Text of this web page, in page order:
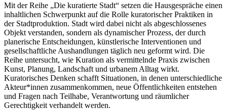
Mit der Reihe „Die kuratierte Stadt“ setzen die Hausgespräche einen
inhaltlichen Schwerpunkt auf die Rolle kuratorischer Praktiken in
der Stadtproduktion. Stadt wird dabei nicht als abgeschlossenes
Objekt verstanden, sondern als dynamischer Prozess, der durch
planerische Entscheidungen, künstlerische Interventionen und
gesellschaftliche Aushandlungen täglich neu geformt wird. Die
Reihe untersucht, wie Kuration als vermittelnde Praxis zwischen
Kunst, Planung, Landschaft und urbanem Alltag wirkt.
Kuratorisches Denken schafft Situationen, in denen unterschiedliche
Akteur*innen zusammenkommen, neue Öffentlichkeiten entstehen
und Fragen nach Teilhabe, Verantwortung und räumlicher
Gerechtigkeit verhandelt werden.